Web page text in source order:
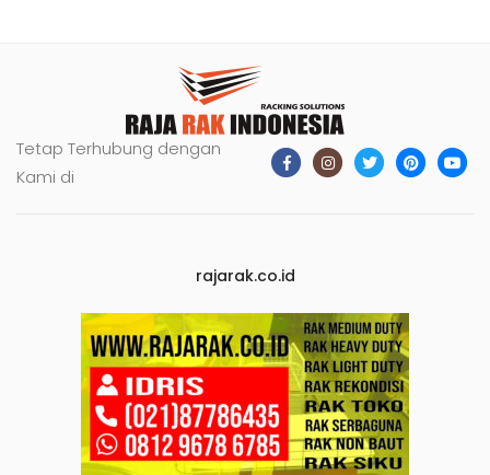
Tetap Terhubung dengan
Kami di
rajarak.co.id